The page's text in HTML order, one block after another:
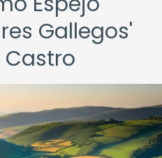
Gallegos'
Castro